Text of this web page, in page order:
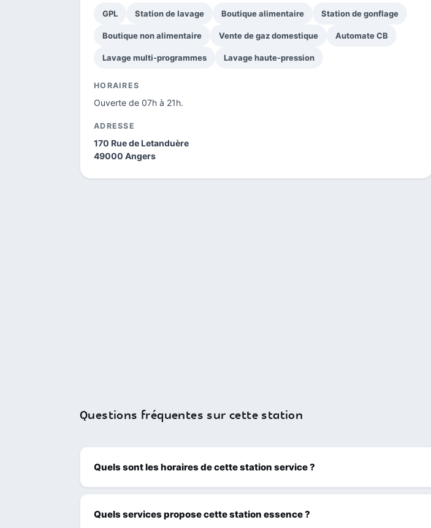
GPL Station de lavage Boutique alimentaire Station de gonflage
Boutique non alimentaire Vente de gaz domestique Automate CB
Lavage multi-programmes Lavage haute-pression
HORAIRES
Ouverte de 07h à 21h.
ADRESSE
170 Rue de Letanduère
49000 Angers
Questions fréquentes sur cette station
Quels sont les horaires de cette station service ?
Quels services propose cette station essence ?